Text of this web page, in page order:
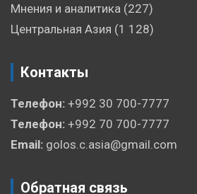
Мнения и аналитика (227)
Центральная Азия (1 128)
Контакты
Телефон: +992 30 700-7777
Телефон: +992 70 700-7777
Email: golos.c.asia@gmail.com
Обратная связь